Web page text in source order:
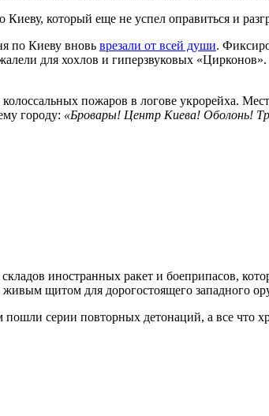
который еще не успел оправиться и
по Киеву вновь врезали от всей души.
для хохлов и гиперзвуковых
пожаров в логове укрорейха.
городу: «Бровары! Центр Киева! Оболонь!
иностранных ракет и боеприпасов,
щитом для дорогостоящего западного
серии повторных детонаций, а все что